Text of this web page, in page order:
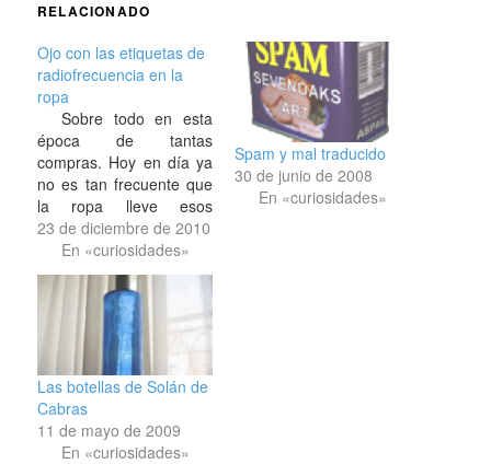
RELACIONADO
Ojo con las etiquetas de
radiofrecuencia en la
ropa
Sobre todo en esta
época de tantas
compras. Hoy en día ya
no es tan frecuente que
la ropa lleve esos
enormes pines para que
piten al salir del
comercio si no los han
quitado, o que las
bebidas alcohólicas y
colonias vayan dentro de
una caja de pasta.
Ahora…
23 de diciembre de 2010
En «curiosidades»
Spam y mal traducido
30 de junio de 2008
En «curiosidades»
Las botellas de Solán de
Cabras
11 de mayo de 2009
En «curiosidades»